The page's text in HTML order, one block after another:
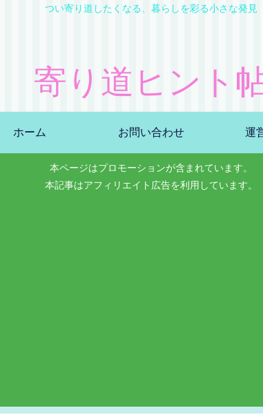
つい寄り道したくなる、暮らしを彩る小さな発見
寄り道ヒント
ホーム お問い合わせ 運
本ページはプロモーションが含まれています。
本記事はアフィリエイト広告を利用しています。